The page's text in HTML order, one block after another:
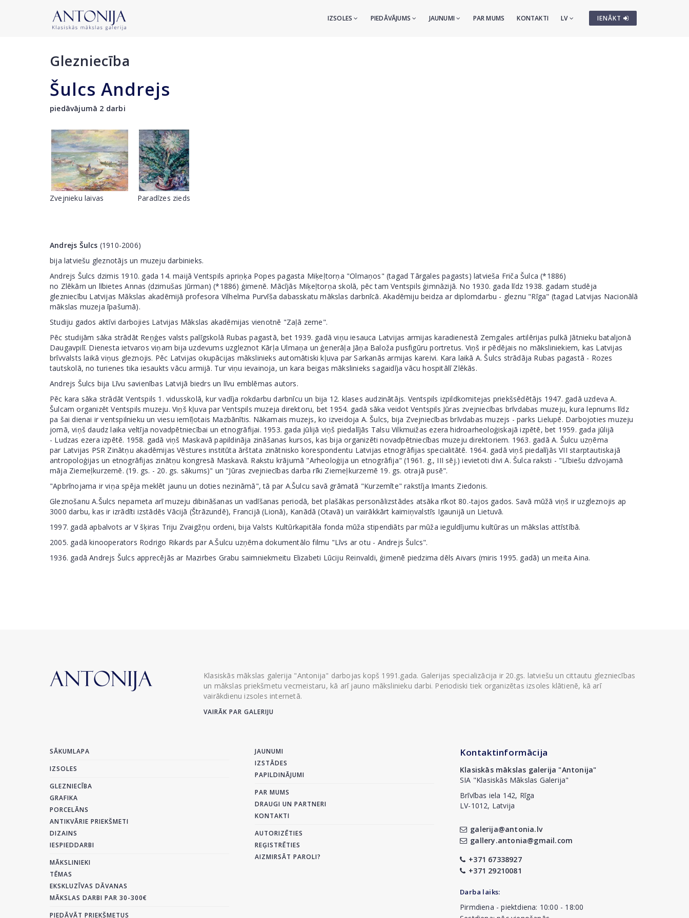
IENĀKT
IZSOLES PIEDĀVĀJUMS JAUNUMI PAR MUMS KONTAKTI LV
Glezniecība
Šulcs Andrejs
piedāvājumā 2 darbi
Zvejnieku laivas Paradīzes zieds
Andrejs Šulcs (1910-2006)
bija latviešu gleznotājs un muzeju darbinieks.
Andrejs Šulcs dzimis 1910. gada 14. maijā Ventspils apriņķa Popes pagasta Miķeļtorņa "Olmaņos" (tagad Tārgales pagasts) latvieša Friča Šulca (*1886)
no Zlēkām un lībietes Annas (dzimušas Jūrman) (*1886) ģimenē. Mācījās Miķeļtorņa skolā, pēc tam Ventspils ģimnāzijā. No 1930. gada līdz 1938. gadam studēja
glezniecību Latvijas Mākslas akadēmijā profesora Vilhelma Purvīša dabasskatu mākslas darbnīcā. Akadēmiju beidza ar diplomdarbu - gleznu "Rīga" (tagad Latvijas Nacionālā
mākslas muzeja īpašumā).
Studiju gados aktīvi darbojies Latvijas Mākslas akadēmijas vienotnē "Zaļā zeme".
Pēc studijām sāka strādāt Reņģes valsts palīgskolā Rubas pagastā, bet 1939. gadā viņu iesauca Latvijas armijas karadienestā Zemgales artilērijas pulkā Jātnieku bataljonā
Daugavpilī. Dienesta ietvaros viņam bija uzdevums uzgleznot Kārļa Ulmaņa un ģenerāļa Jāņa Baloža pusfigūru portretus. Viņš ir pēdējais no māksliniekiem, kas Latvijas
brīvvalsts laikā viņus gleznojis. Pēc Latvijas okupācijas mākslinieks automātiski kļuva par Sarkanās armijas kareivi. Kara laikā A. Šulcs strādāja Rubas pagastā - Rozes
tautskolā, no turienes tika iesaukts vācu armijā. Tur viņu ievainoja, un kara beigas mākslinieks sagaidīja vācu hospitālī Zlēkās.
Andrejs Šulcs bija Līvu savienības Latvijā biedrs un līvu emblēmas autors.
Pēc kara sāka strādāt Ventspils 1. vidusskolā, kur vadīja rokdarbu darbnīcu un bija 12. klases audzinātājs. Ventspils izpildkomitejas priekšsēdētājs 1947. gadā uzdeva A.
Šulcam organizēt Ventspils muzeju. Viņš kļuva par Ventspils muzeja direktoru, bet 1954. gadā sāka veidot Ventspils Jūras zvejniecības brīvdabas muzeju, kura lepnums līdz
pa šai dienai ir ventspilnieku un viesu iemīļotais Mazbānītis. Nākamais muzejs, ko izveidoja A. Šulcs, bija Zvejniecības brīvdabas muzejs - parks Lielupē. Darbojoties muzeju
jomā, viņš daudz laika veltīja novadpētniecībai un etnogrāfijai. 1953. gada jūlijā viņš piedalījās Talsu Vilkmuižas ezera hidroarheoloģiskajā izpētē, bet 1959. gada jūlijā
- Ludzas ezera izpētē. 1958. gadā viņš Maskavā papildināja zināšanas kursos, kas bija organizēti novadpētniecības muzeju direktoriem. 1963. gadā A. Šulcu uzņēma
par Latvijas PSR Zinātņu akadēmijas Vēstures institūta ārštata zinātnisko korespondentu Latvijas etnogrāfijas specialitātē. 1964. gadā viņš piedalījās VII starptautiskajā
antropoloģijas un etnogrāfijas zinātņu kongresā Maskavā. Rakstu krājumā "Arheoloģija un etnogrāfija" (1961. g., III sēj.) ievietoti divi A. Šulca raksti - "Lībiešu dzīvojamā
māja Ziemeļkurzemē. (19. gs. - 20. gs. sākums)" un "Jūras zvejniecības darba rīki Ziemeļkurzemē 19. gs. otrajā pusē".
"Apbrīnojama ir viņa spēja meklēt jaunu un doties nezināmā", tā par A.Šulcu savā grāmatā "Kurzemīte" rakstīja Imants Ziedonis.
Gleznošanu A.Šulcs nepameta arī muzeju dibināšanas un vadīšanas periodā, bet plašākas personālizstādes atsāka rīkot 80.-tajos gados. Savā mūžā viņš ir uzgleznojis ap
3000 darbu, kas ir izrādīti izstādēs Vācijā (Štrāzundē), Francijā (Lionā), Kanādā (Otavā) un vairākkārt kaimiņvalstīs Igaunijā un Lietuvā.
1997. gadā apbalvots ar V šķiras Triju Zvaigžņu ordeni, bija Valsts Kultūrkapitāla fonda mūža stipendiāts par mūža ieguldījumu kultūras un mākslas attīstībā.
2005. gadā kinooperators Rodrigo Rikards par A.Šulcu uzņēma dokumentālo filmu "Līvs ar otu - Andrejs Šulcs".
1936. gadā Andrejs Šulcs apprecējās ar Mazirbes Grabu saimniekmeitu Elizabeti Lūciju Reinvaldi, ģimenē piedzima dēls Aivars (miris 1995. gadā) un meita Aina.
Klasiskās mākslas galerija "Antonija" darbojas kopš 1991.gada. Galerijas specializācija ir 20.gs. latviešu un cittautu glezniecības
un mākslas priekšmetu vecmeistaru, kā arī jauno mākslinieku darbi. Periodiski tiek organizētas izsoles klātienē, kā arī
vairākdienu izsoles internetā.
VAIRĀK PAR GALERIJU
SĀKUMLAPA
IZSOLES
GLEZNIECĪBA
GRAFIKA
PORCELĀNS
ANTIKVĀRIE PRIEKŠMETI
DIZAINS
IESPIEDDARBI
MĀKSLINIEKI
TĒMAS
EKSKLUZĪVAS DĀVANAS
MĀKSLAS DARBI PAR 30-300€
PIEDĀVĀT PRIEKŠMETUS
JAUNUMI
IZSTĀDES
PAPILDINĀJUMI
PAR MUMS
DRAUGI UN PARTNERI
KONTAKTI
AUTORIZĒTIES
REĢISTRĒTIES
AIZMIRSĀT PAROLI?
Kontaktinformācija
Klasiskās mākslas galerija "Antonija"
SIA "Klasiskās Mākslas Galerija"
Brīvības iela 142, Rīga
LV-1012, Latvija
galerija@antonia.lv
gallery.antonia@gmail.com
+371 67338927
+371 29210081
Darba laiks:
Pirmdiena - piektdiena: 10:00 - 18:00